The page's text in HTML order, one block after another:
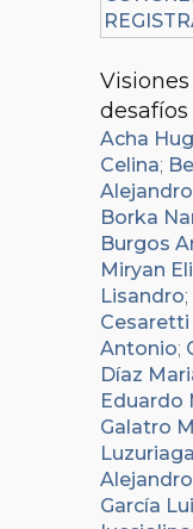
Acha
Celina;
Alejandro
Borka
Burgos
Miryan
Lisandro;
Cesaretti
Antonio;
Díaz
Eduardo
Galatro
Alejandro
García